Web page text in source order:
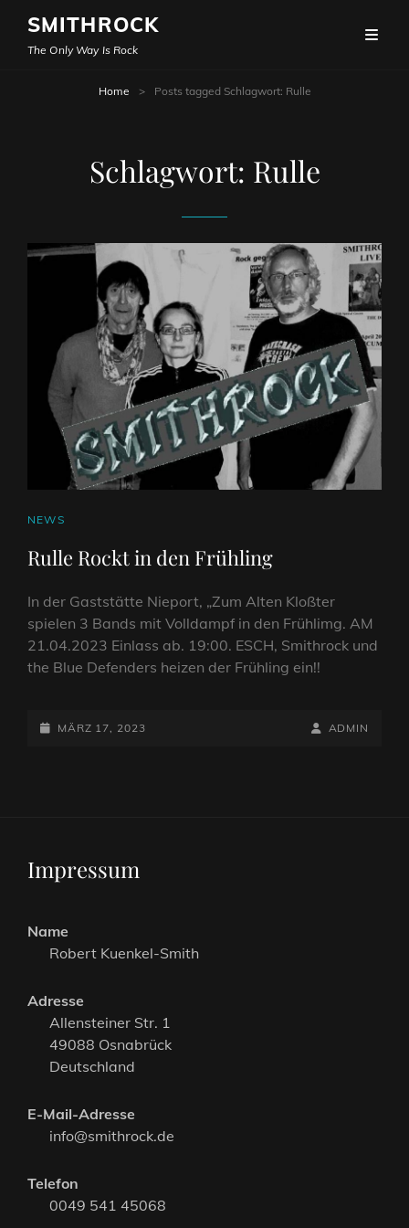
SMITHROCK
The Only Way Is Rock
Home > Posts tagged Schlagwort: Rulle
Schlagwort: Rulle
CAT
NEWS
Rulle Rockt in den Frühling
In der Gaststätte Nieport, „Zum Alten Kloßter
spielen 3 Bands mit Volldampf in den Frühlimg. AM
21.04.2023 Einlass ab. 19:00. ESCH, Smithrock und
the Blue Defenders heizen der Frühling ein!!
POSTED-
MÄRZ 17, 2023
BY
BYLINE
ADMIN
Impressum
Name
Robert Kuenkel-Smith
Adresse
Allensteiner Str. 1
49088 Osnabrück
Deutschland
E-Mail-Adresse
info@smithrock.de
Telefon
0049 541 45068